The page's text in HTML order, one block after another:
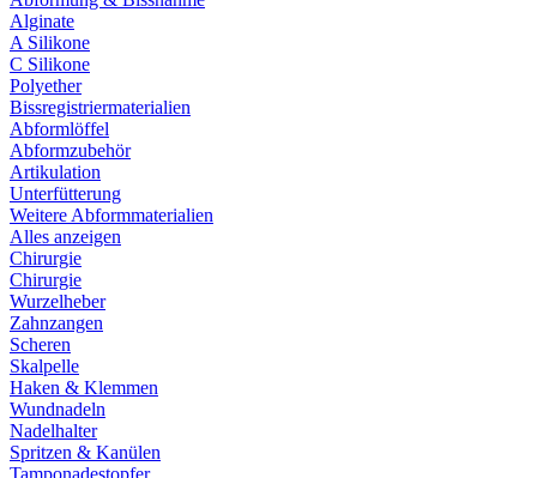
Alginate
A Silikone
C Silikone
Polyether
Bissregistriermaterialien
Abformlöffel
Abformzubehör
Artikulation
Unterfütterung
Weitere Abformmaterialien
Alles anzeigen
Chirurgie
Chirurgie
Wurzelheber
Zahnzangen
Scheren
Skalpelle
Haken & Klemmen
Wundnadeln
Nadelhalter
Spritzen & Kanülen
Tamponadestopfer